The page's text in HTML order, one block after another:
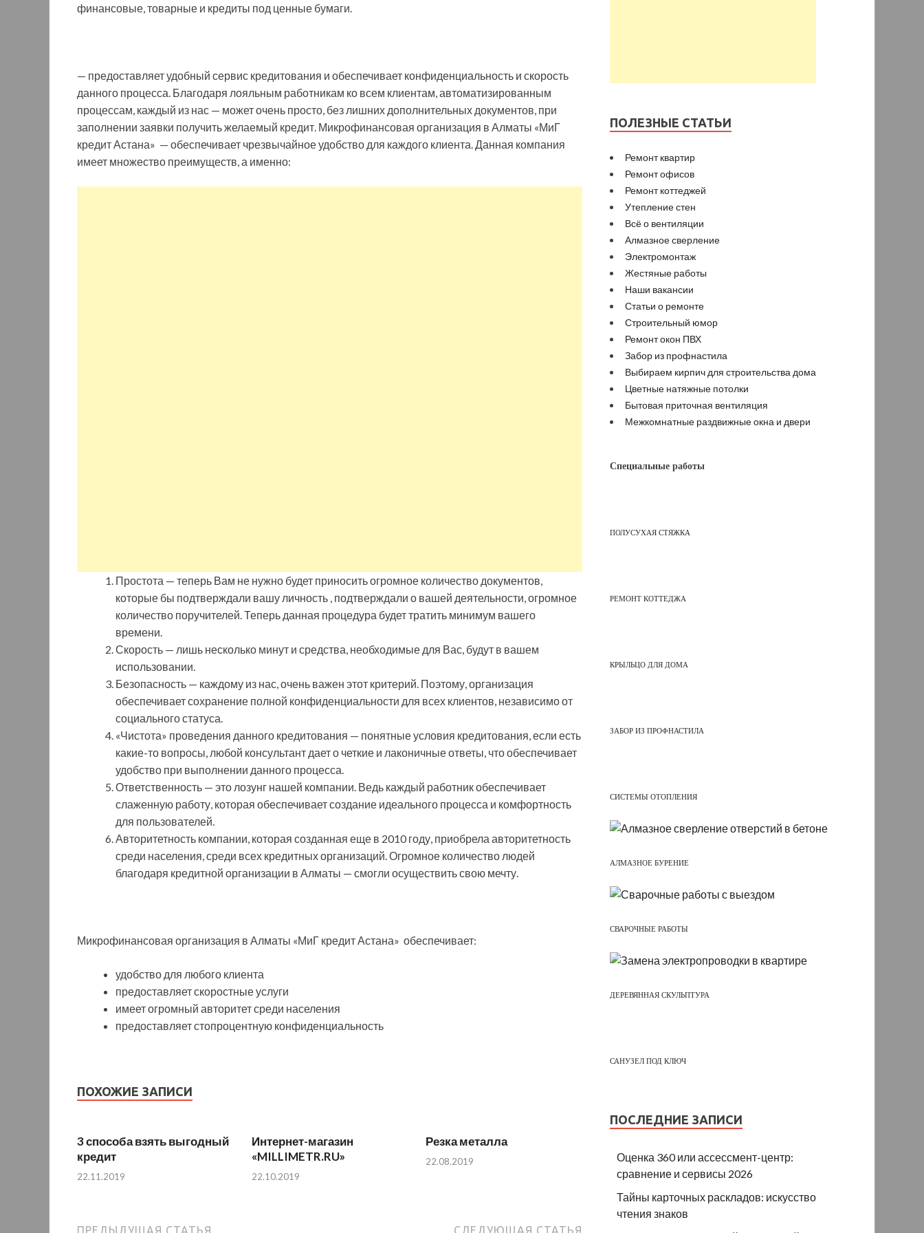
финансовые, товарные и кредиты под ценные бумаги.
— предоставляет удобный сервис кредитования и обеспечивает конфиденциальность и скорость
данного процесса. Благодаря лояльным работникам ко всем клиентам, автоматизированным
процессам, каждый из нас — может очень просто, без лишних дополнительных документов, при
заполнении заявки получить желаемый кредит. Микрофинансовая организация в Алматы «МиГ
кредит Астана» — обеспечивает чрезвычайное удобство для каждого клиента. Данная компания
имеет множество преимуществ, а именно:
Простота — теперь Вам не нужно будет приносить огромное количество документов,
которые бы подтверждали вашу личность , подтверждали о вашей деятельности, огромное
количество поручителей. Теперь данная процедура будет тратить минимум вашего
времени.
Скорость — лишь несколько минут и средства, необходимые для Вас, будут в вашем
использовании.
Безопасность — каждому из нас, очень важен этот критерий. Поэтому, организация
обеспечивает сохранение полной конфиденциальности для всех клиентов, независимо от
социального статуса.
«Чистота» проведения данного кредитования — понятные условия кредитования, если есть
какие-то вопросы, любой консультант дает о четкие и лаконичные ответы, что обеспечивает
удобство при выполнении данного процесса.
Ответственность — это лозунг нашей компании. Ведь каждый работник обеспечивает
слаженную работу, которая обеспечивает создание идеального процесса и комфортность
для пользователей.
Авторитетность компании, которая созданная еще в 2010 году, приобрела авторитетность
среди населения, среди всех кредитных организаций. Огромное количество людей
благодаря кредитной организации в Алматы — смогли осуществить свою мечту.
Микрофинансовая организация в Алматы «МиГ кредит Астана» обеспечивает:
удобство для любого клиента
предоставляет скоростные услуги
имеет огромный авторитет среди населения
предоставляет стопроцентную конфиденциальность
ПОХОЖИЕ ЗАПИСИ
3 способа взять выгодный
кредит
22.11.2019
Интернет-магазин
«MILLIMETR.RU»
22.10.2019
Резка металла
22.08.2019
ПРЕДЫДУЩАЯ СТАТЬЯ СЛЕДУЮЩАЯ СТАТЬЯ
ПОЛЕЗНЫЕ СТАТЬИ
Ремонт квартир
Ремонт офисов
Ремонт коттеджей
Утепление стен
Всё о вентиляции
Алмазное сверление
Электромонтаж
Жестяные работы
Наши вакансии
Статьи о ремонте
Строительный юмор
Ремонт окон ПВХ
Забор из профнастила
Выбираем кирпич для строительства дома
Цветные натяжные потолки
Бытовая приточная вентиляция
Межкомнатные раздвижные окна и двери
Специальные работы
ПОЛУСУХАЯ СТЯЖКА
РЕМОНТ КОТТЕДЖА
КРЫЛЬЦО ДЛЯ ДОМА
ЗАБОР ИЗ ПРОФНАСТИЛА
СИСТЕМЫ ОТОПЛЕНИЯ
АЛМАЗНОЕ БУРЕНИЕ
СВАРОЧНЫЕ РАБОТЫ
ДЕРЕВЯННАЯ СКУЛЬПТУРА
САНУЗЕЛ ПОД КЛЮЧ
ПОСЛЕДНИЕ ЗАПИСИ
Оценка 360 или ассессмент-центр:
сравнение и сервисы 2026
Тайны карточных раскладов: искусство
чтения знаков